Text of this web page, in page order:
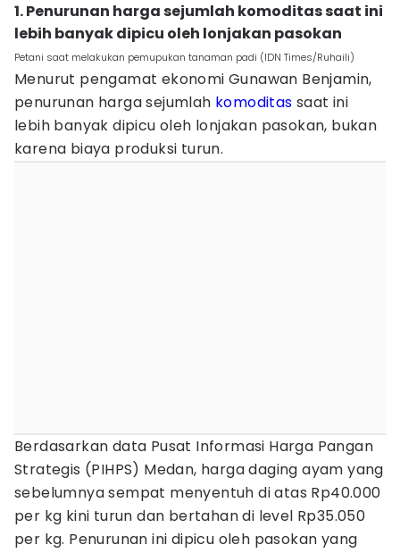
1. Penurunan harga sejumlah komoditas saat ini
lebih banyak dipicu oleh lonjakan pasokan
Petani saat melakukan pemupukan tanaman padi (IDN Times/Ruhaili)
Menurut pengamat ekonomi Gunawan Benjamin,
penurunan harga sejumlah komoditas saat ini
lebih banyak dipicu oleh lonjakan pasokan, bukan
karena biaya produksi turun.
Berdasarkan data Pusat Informasi Harga Pangan
Strategis (PIHPS) Medan, harga daging ayam yang
sebelumnya sempat menyentuh di atas Rp40.000
per kg kini turun dan bertahan di level Rp35.050
per kg. Penurunan ini dipicu oleh pasokan yang